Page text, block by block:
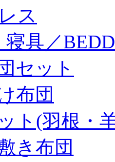
ス
寝具／
セット
布団
ト(羽根・
き布団